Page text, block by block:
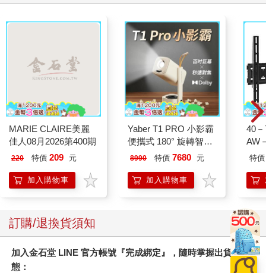
MARIE CLAIRE美麗
佳人08月2026第400期
220 特價 209 元
加入購物車
Yaber T1 PRO 小影霸
便攜式 180° 旋轉智能
投影機
8990 特價 7680 元
加入購物車
40
AW
特價
訂購/退換貨須知
加入金石堂 LINE 官方帳號『完成綁定』，隨時掌握出貨動
態：